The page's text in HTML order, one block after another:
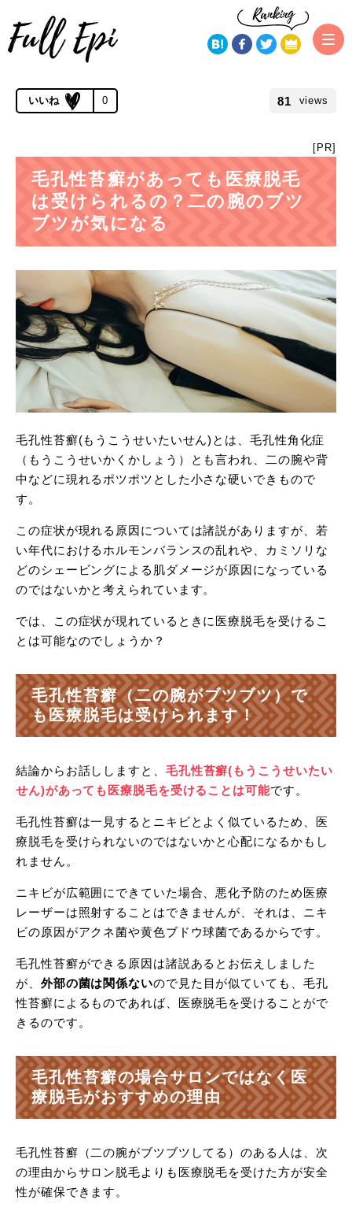
トップページ
毛孔性苔癬があっても医療脱毛は受け
られる？二の腕のブツブツが気になる
0 81 views
[PR]
毛孔性苔癬があっても医療脱毛
は受けられるの？二の腕のブツ
ブツが気になる
毛孔性苔癬(もうこうせいたいせん)とは、毛孔性角化症
（もうこうせいかくかしょう）とも言われ、二の腕や背
中などに現れるポツポツとした小さな硬いできもので
す。
この症状が現れる原因については諸説がありますが、若
い年代におけるホルモンバランスの乱れや、カミソリな
どのシェービングによる肌ダメージが原因になっている
のではないかと考えられています。
では、この症状が現れているときに医療脱毛を受けるこ
とは可能なのでしょうか？
毛孔性苔癬（二の腕がブツブツ）で
も医療脱毛は受けられます！
結論からお話ししますと、 毛孔性苔癬(もうこうせいたい
せん)があっても医療脱毛を受けることは可能です。
毛孔性苔癬は一見するとニキビとよく似ているため、医
療脱毛を受けられないのではないかと心配になるかもし
れません。
ニキビが広範囲にできていた場合、悪化予防のため医療
レーザーは照射することはできませんが、それは、ニキ
ビの原因がアクネ菌や黄色ブドウ球菌であるからです。
毛孔性苔癬ができる原因は諸説あるとお伝えしました
が、 外部の菌は関係ないので見た目が似ていても、毛孔
性苔癬によるものであれば、医療脱毛を受けることがで
きるのです。
毛孔性苔癬の場合サロンではなく医
療脱毛がおすすめの理由
毛孔性苔癬（二の腕がブツブツしてる）のある人は、次
の理由からサロン脱毛よりも医療脱毛を受けた方が安全
性が確保できます。